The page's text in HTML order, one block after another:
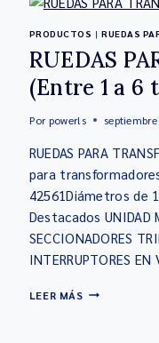
PRODUCTOS |RUEDAS
RUEDAS
(Entre 1 a 6
Por powerls
RUEDAS PARA
para
42561Diámetros de
Destacados UNIDAD
SECCIONADORES
INTERRUPTORES EN
LEER MÁS